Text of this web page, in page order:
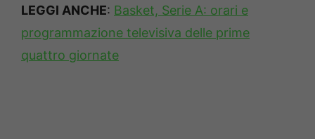
LEGGI ANCHE: Basket, Serie A: orari e
programmazione televisiva delle prime
quattro giornate